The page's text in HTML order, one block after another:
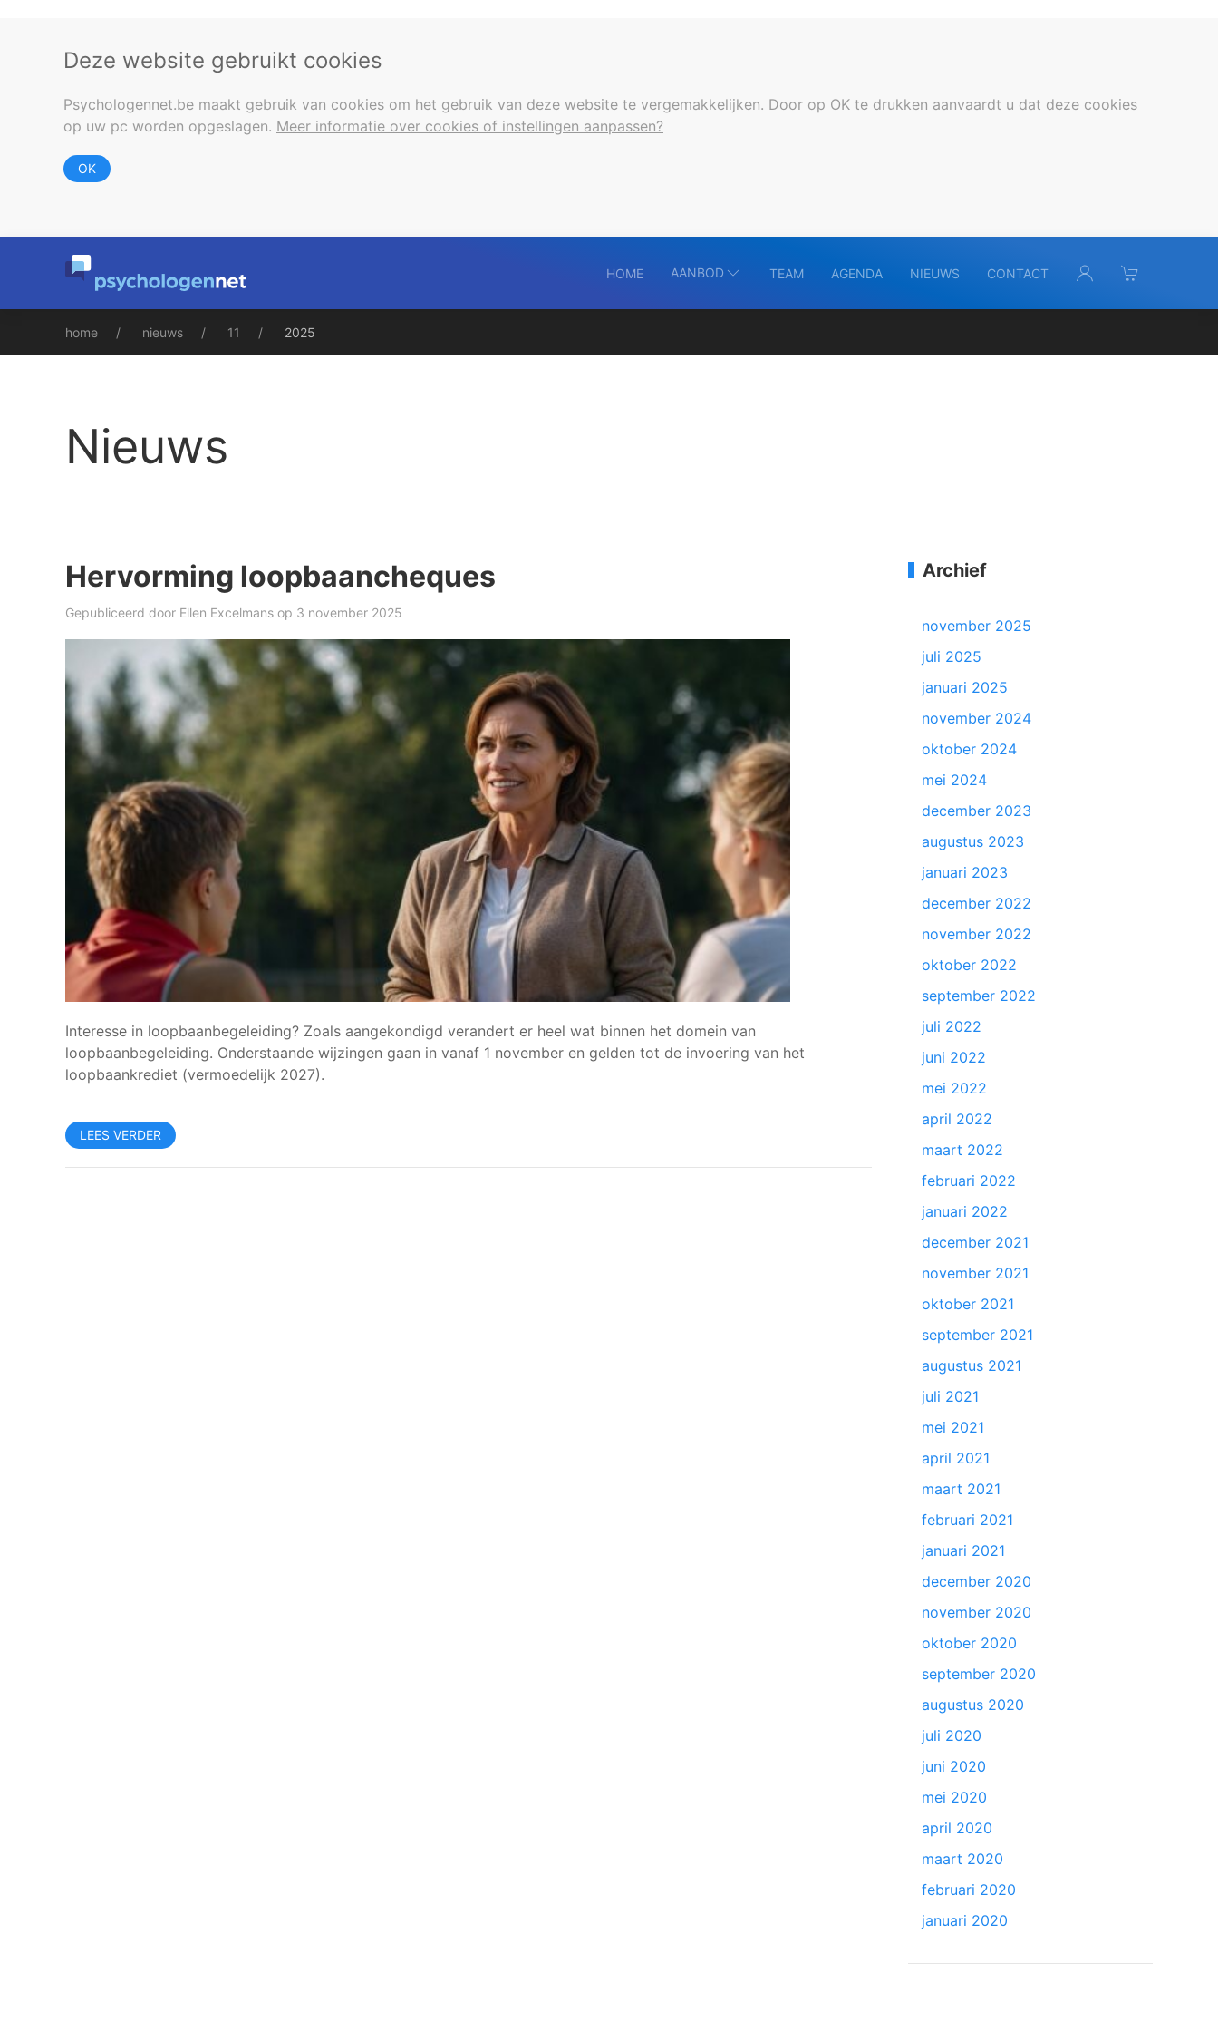
Deze website gebruikt cookies
Psychologennet.be maakt gebruik van cookies om het gebruik van deze website te vergemakkelijken. Door op OK te drukken aanvaardt u dat deze cookies
op uw pc worden opgeslagen. Meer informatie over cookies of instellingen aanpassen?
OK
HOME AANBOD TEAM AGENDA NIEUWS CONTACT
home nieuws 11 2025
Nieuws
Hervorming loopbaancheques
Gepubliceerd door Ellen Excelmans op 3 november 2025
Interesse in loopbaanbegeleiding? Zoals aangekondigd verandert er heel wat binnen het domein van
loopbaanbegeleiding. Onderstaande wijzingen gaan in vanaf 1 november en gelden tot de invoering van het
loopbaankrediet (vermoedelijk 2027).
LEES VERDER
Archief
november 2025
juli 2025
januari 2025
november 2024
oktober 2024
mei 2024
december 2023
augustus 2023
januari 2023
december 2022
november 2022
oktober 2022
september 2022
juli 2022
juni 2022
mei 2022
april 2022
maart 2022
februari 2022
januari 2022
december 2021
november 2021
oktober 2021
september 2021
augustus 2021
juli 2021
mei 2021
april 2021
maart 2021
februari 2021
januari 2021
december 2020
november 2020
oktober 2020
september 2020
augustus 2020
juli 2020
juni 2020
mei 2020
april 2020
maart 2020
februari 2020
januari 2020